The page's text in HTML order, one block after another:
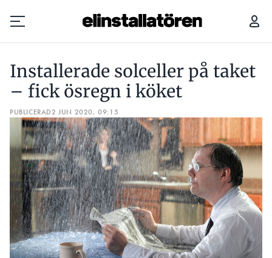
Prenumerera
Hantera prenumeration
Lediga jobb
Annonsera
Läs E-tidningen
Om tidningen
Kontakt
Installerade solceller på taket
– fick ösregn i köket
PUBLICERAD2 JUN 2020, 09:15